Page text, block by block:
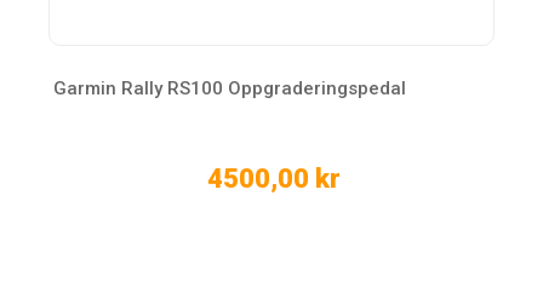
Garmin Rally RS100 Oppgraderingspedal
4500,00 kr